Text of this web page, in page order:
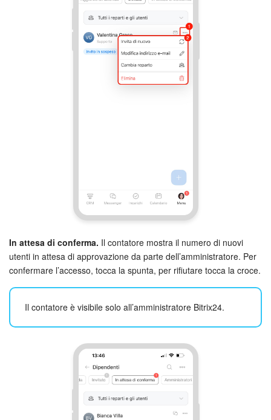
In attesa di conferma. Il contatore mostra il numero di nuovi
utenti in attesa di approvazione da parte dell’amministratore. Per
confermare l’accesso, tocca la spunta, per rifiutare tocca la croce.
Il contatore è visibile solo all’amministratore Bitrix24.